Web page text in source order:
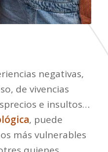
negativas,
de vivencias
e insultos…
, puede
más vulnerables